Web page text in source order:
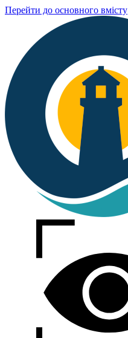
Перейти до основного вмісту